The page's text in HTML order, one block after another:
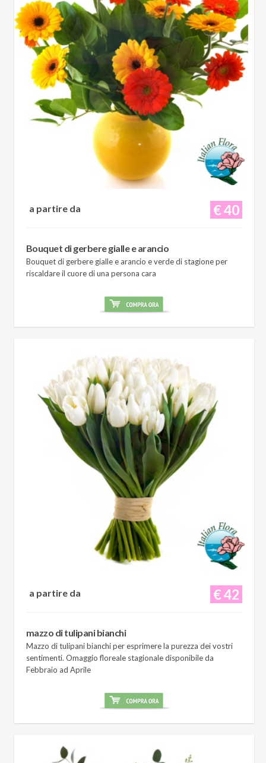
€ 40
a partire da
Bouquet di gerbere gialle e arancio
Bouquet di gerbere gialle e arancio e verde di stagione per
riscaldare il cuore di una persona cara
€ 42
a partire da
mazzo di tulipani bianchi
Mazzo di tulipani bianchi per esprimere la purezza dei vostri
sentimenti. Omaggio floreale stagionale disponibile da
Febbraio ad Aprile